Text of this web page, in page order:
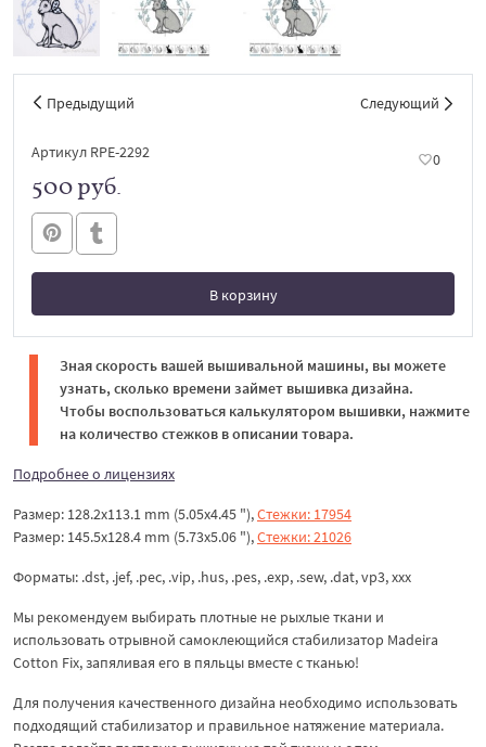
Предыдущий Следующий
Артикул RPE-2292 0
500 руб.
В корзину
В корзине
Зная скорость вашей вышивальной машины, вы можете
узнать, сколько времени займет вышивка дизайна.
Чтобы воспользоваться калькулятором вышивки, нажмите
на количество стежков в описании товара.
Подробнее о лицензиях
Размер: 128.2x113.1 mm (5.05x4.45 "),Стежки: 17954
Размер: 145.5x128.4 mm (5.73x5.06 "),Стежки: 21026
Форматы: .dst, .jef, .pec, .vip, .hus, .pes, .exp, .sew, .dat, vp3, ххх
Мы рекомендуем выбирать плотные не рыхлые ткани и
использовать отрывной самоклеющийся стабилизатор Madeira
Cotton Fix, запяливая его в пяльцы вместе с тканью!
Для получения качественного дизайна необходимо использовать
подходящий стабилизатор и правильное натяжение материала.